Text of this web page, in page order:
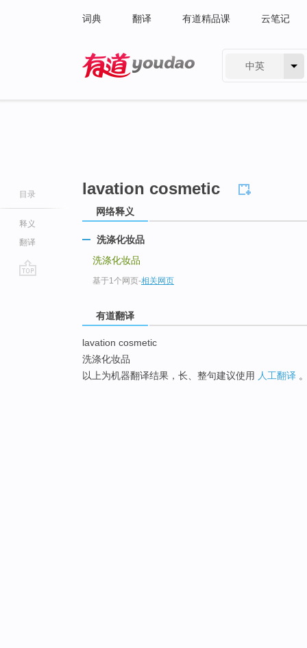
词典 翻译 有道精品课 云笔记
中英
目录
释义
翻译
lavation cosmetic
网络释义
洗涤化妆品
洗涤化妆品
基于1个网页-相关网页
有道翻译
lavation cosmetic
洗涤化妆品
以上为机器翻译结果，长、整句建议使用 人工翻译